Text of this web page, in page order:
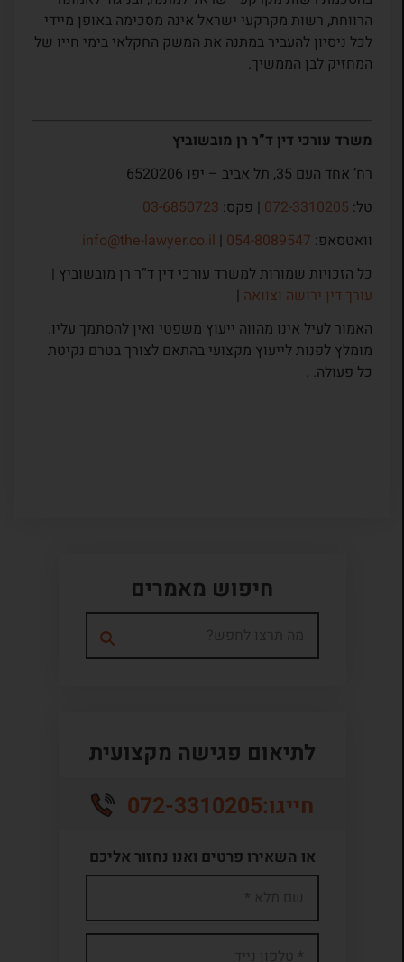
הרווחת, רשות מקרקעי ישראל אינה מסכימה באופן מיידי
לכל ניסיון להעביר במתנה את המשק החקלאי בימי חייו של
המחזיק לבן הממשיך.
משרד עורכי דין ד”ר רן מובשוביץ
רח’ אחד העם 35, תל אביב – יפו 6520206
טל: 072-3310205| פקס: 03-6850723
וואטסאפ: 054-8089547
|
info@the-lawyer.co.il
כל הזכויות שמורות למשרד עורכי דין ד”ר רן מובשוביץ |
עורך דין ירושה וצוואה|
האמור לעיל אינו מהווה ייעוץ משפטי ואין להסתמך עליו.
מומלץ לפנות לייעוץ מקצועי בהתאם לצורך בטרם נקיטת
כל פעולה. .
חיפוש מאמרים
לתיאום פגישה מקצועית
חייגו:072-3310205
או השאירו פרטים ואנו נחזור אליכם